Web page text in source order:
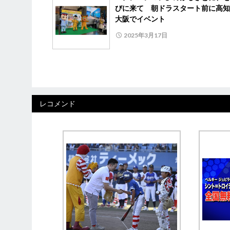
びに来て 朝ドラスタート前に高
大阪でイベント
2025年3月17日
レコメンド